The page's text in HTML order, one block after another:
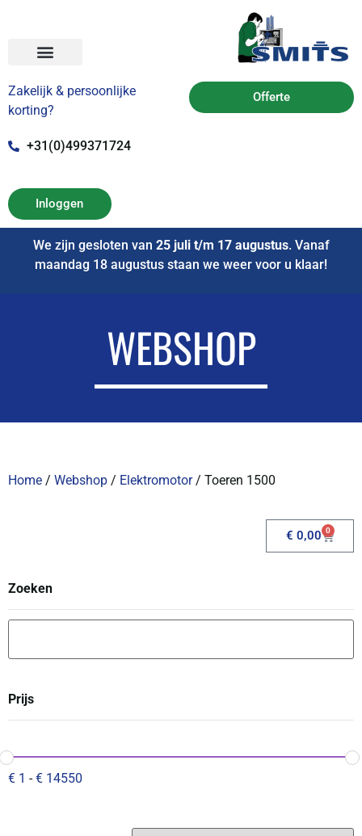
Zakelijk & persoonlijke
korting?
+31(0)499371724
Offerte
Inloggen
We zijn gesloten van 25 juli t/m 17 augustus. Vanaf
maandag 18 augustus staan we weer voor u klaar!
WEBSHOP
Home / Webshop / Elektromotor/ Toeren 1500
€ 0,00 0
Zoeken
Prijs
€ 1 -€ 14550